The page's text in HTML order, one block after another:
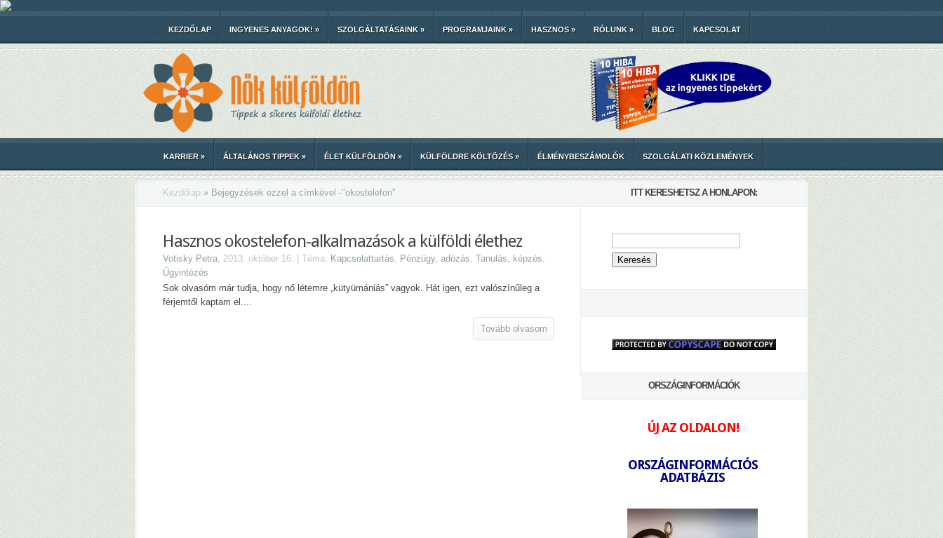
KEZDŐLAP INGYENES ANYAGOK! » SZOLGÁLTATÁSAINK » PROGRAMJAINK » HASZNOS» RÓLUNK » BLOG KAPCSOLAT
KARRIER» ÁLTALÁNOS TIPPEK » ÉLET KÜLFÖLDÖN » KÜLFÖLDRE KÖLTÖZÉS» ÉLMÉNYBESZÁMOLÓK SZOLGÁLATI KÖZLEMÉNYEK
Kezdőlap » Bejegyzések ezzel a címkével -"okostelefon"
Hasznos okostelefon-alkalmazások a külföldi élethez
Votisky Petra, 2013. október 16. | Téma: Kapcsolattartás, Pénzügy, adózás, Tanulás, képzés,
Ügyintézés
Sok olvasóm már tudja, hogy nő létemre „kütyümániás” vagyok. Hát igen, ezt valószínűleg a
férjemtől kaptam el....
Tovább olvasom
ITT KERESHETSZ A HONLAPON:
ORSZÁGINFORMÁCIÓK
ÚJ AZ OLDALON!
ORSZÁGINFORMÁCIÓS
ADATBÁZIS